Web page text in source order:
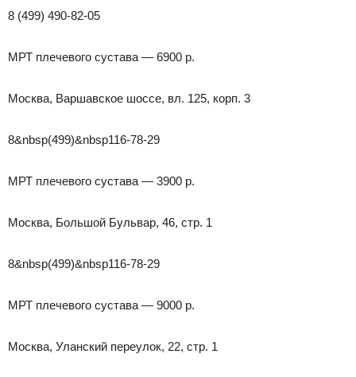
8 (499) 490-82-05
МРТ плечевого сустава — 6900 р.
Москва, Варшавское шоссе, вл. 125, корп. 3
8&nbsp(499)&nbsp116-78-29
МРТ плечевого сустава — 3900 р.
Москва, Большой Бульвар, 46, стр. 1
8&nbsp(499)&nbsp116-78-29
МРТ плечевого сустава — 9000 р.
Москва, Уланский переулок, 22, стр. 1